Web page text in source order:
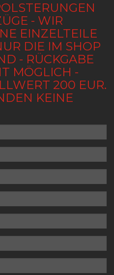
- WIR
EINZELTEILE
DIE IM SHOP
- RÜCKGABE
MÖGLICH -
200 EUR.
KEINE